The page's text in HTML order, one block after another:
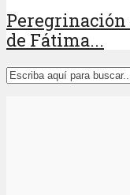
de Fátima...